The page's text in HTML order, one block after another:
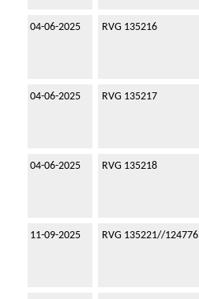
04-06-2025 RVG 135216
04-06-2025 RVG 135217
04-06-2025 RVG 135218
11-09-2025 RVG 135221//124776